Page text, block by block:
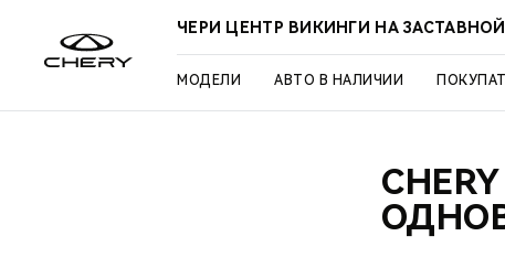
ЧЕРИ ЦЕНТР ВИКИНГИ НА ЗАСТАВНОЙ
МОДЕЛИ АВТО В НАЛИЧИИ